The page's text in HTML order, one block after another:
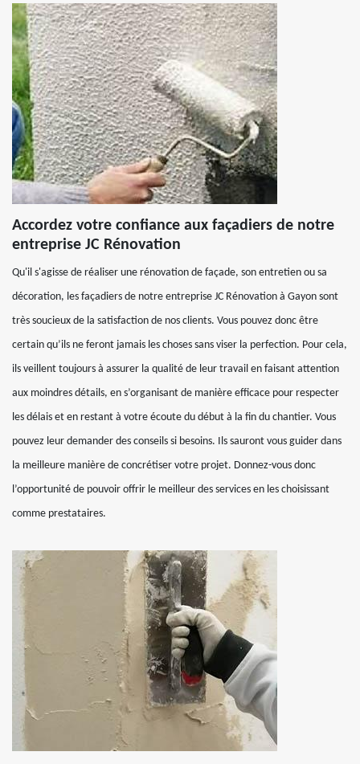
Accordez votre confiance aux façadiers de notre
entreprise JC Rénovation
Qu'il s'agisse de réaliser une rénovation de façade, son entretien ou sa
décoration, les façadiers de notre entreprise JC Rénovation à Gayon sont
très soucieux de la satisfaction de nos clients. Vous pouvez donc être
certain qu’ils ne feront jamais les choses sans viser la perfection. Pour cela,
ils veillent toujours à assurer la qualité de leur travail en faisant attention
aux moindres détails, en s’organisant de manière efficace pour respecter
les délais et en restant à votre écoute du début à la fin du chantier. Vous
pouvez leur demander des conseils si besoins. Ils sauront vous guider dans
la meilleure manière de concrétiser votre projet. Donnez-vous donc
l’opportunité de pouvoir offrir le meilleur des services en les choisissant
comme prestataires.